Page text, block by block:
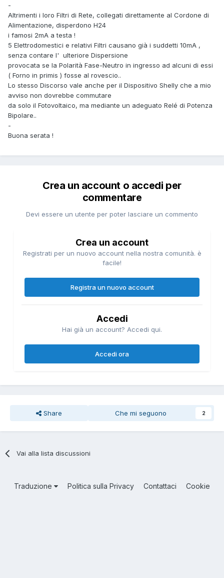
-
Altrimenti i loro Filtri di Rete, collegati direttamente al Cordone di
Alimentazione, disperdono H24
i famosi 2mA a testa !
5 Elettrodomestici e relativi Filtri causano già i suddetti 10mA ,
senza contare l' ulteriore Dispersione
provocata se la Polarità Fase-Neutro in ingresso ad alcuni di essi
( Forno in primis ) fosse al rovescio..
Lo stesso Discorso vale anche per il Dispositivo Shelly che a mio
avviso non dovrebbe commutare
da solo il Fotovoltaico, ma mediante un adeguato Relé di Potenza
Bipolare..
-
Buona serata !
Crea un account o accedi per
commentare
Devi essere un utente per poter lasciare un commento
Crea un account
Registrati per un nuovo account nella nostra comunità. è
facile!
Registra un nuovo account
Accedi
Hai già un account? Accedi qui.
Accedi ora
Share Che mi seguono 2
Vai alla lista discussioni
Traduzione Politica sulla Privacy Contattaci Cookie